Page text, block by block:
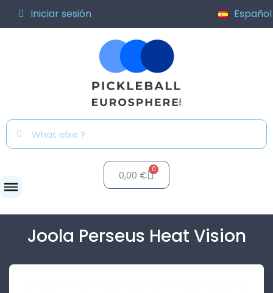
Iniciar sesión Español
0,00 €
Joola Perseus Heat Vision